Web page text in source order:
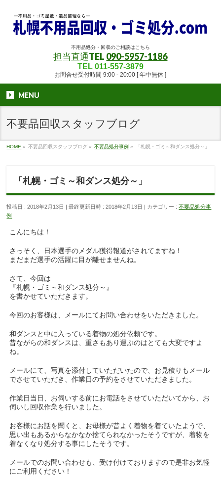
不用品処分・回収のご相談はこちら
担当直通TEL 090-5957-1186
TEL 011-557-3879
お問合せ受付時間 9:00 - 20:00 [ 年中無休 ]
MENU
不要品回収スタッフブログ
HOME » 不要品回収スタッフブログ » 不要品処分事例 » 「札幌・ゴミ～和ダンス処分～」
「札幌・ゴミ～和ダンス処分～」
投稿日 : 2018年2月13日 最終更新日時 : 2018年2月13日 カテゴリー :不要品処分事
例
こんにちは！
さっそく、日本選手のメダル獲得報道がされてますね！
まだまだ選手の活躍に目が離せませんね。
さて、今回は
『札幌・ゴミ～和ダンス処分～』
を書かせていただきます。
今回のお客様は、メールにてお問い合わせをいただきました。
和ダンスと中に入っている着物の処分依頼です。
昔ながらの和ダンスは、重さもあり運ぶのはとても大変ですよ
ね。
メールにて、写真を添付していただいたので、お見積りもメール
でさせていただき、作業日の予約をさせていただきました。
作業日当日、お伺いする前にお電話をさせていただいてから、お
伺いし回収作業を行いました。
お客様にお話を聞くと、お母様が昔よく着物を着ていたようで、
思い出もあるからなかなか捨てられなかったそうですが、着物を
着なくなり処分する事にしたそうです。
メールでのお問い合わせも、受け付けておりますので是非お気軽
にご利用ください！